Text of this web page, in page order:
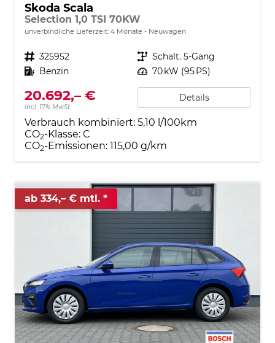
Skoda Scala
Selection 1,0 TSI 70KW
unverbindliche Lieferzeit: 4 Monate Neuwagen
Fahrzeugnr. 325952 Getriebe Schalt. 5-Gang
Kraftstoff Benzin Leistung 70 kW (95 PS)
20.692,– €
incl. 17% MwSt.
Details
Verbrauch kombiniert: 5,10 l/100km
CO2-Klasse: C
CO2-Emissionen: 115,00 g/km
ab 334,– € mtl.